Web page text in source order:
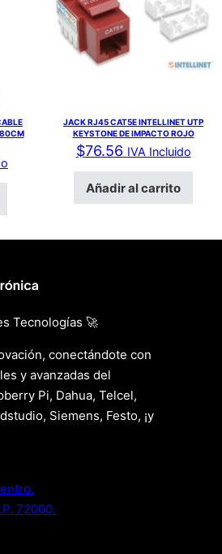
JACK RJ45 CAT5E INTELLINET UTP
KEYSTONE DE IMPACTO ROJO
$76.56 IVA Incluido
Añadir al carrito
Tecnologías 🚀
conectándote con
y avanzadas del
Pi, Dahua, Telcel,
Siemens, Festo, ¡y
72000.